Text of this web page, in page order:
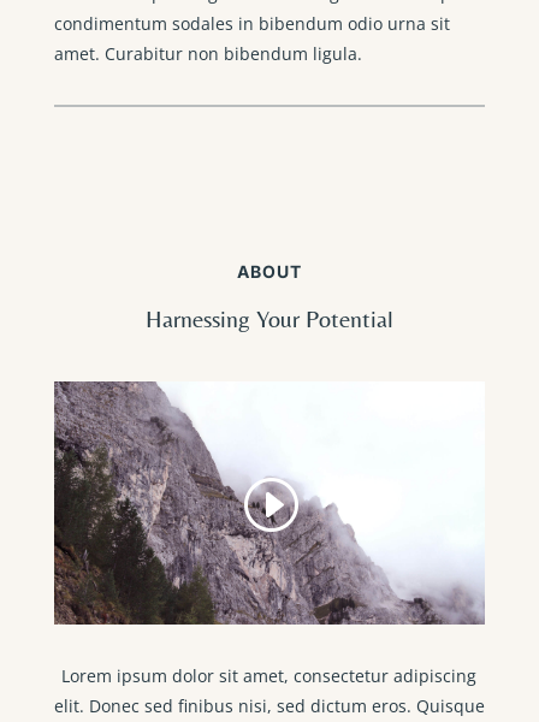
condimentum sodales in bibendum odio urna sit
amet. Curabitur non bibendum ligula.
ABOUT
Harnessing Your Potential
Lorem ipsum dolor sit amet, consectetur adipiscing
elit. Donec sed finibus nisi, sed dictum eros. Quisque